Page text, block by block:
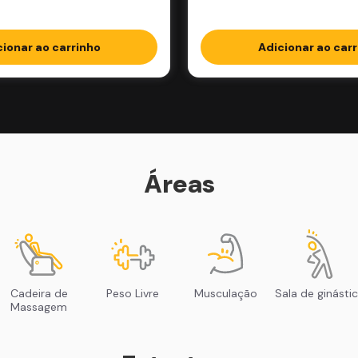
ao carrinho Adicionar ao
Áreas
Cadeira de
Massagem
Peso Livre Musculação Sala de